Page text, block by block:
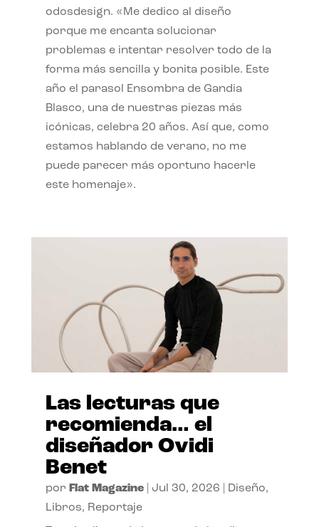
odosdesign. «Me dedico al diseño
porque me encanta solucionar
problemas e intentar resolver todo de la
forma más sencilla y bonita posible. Este
año el parasol Ensombra de Gandia
Blasco, una de nuestras piezas más
icónicas, celebra 20 años. Así que, como
estamos hablando de verano, no me
puede parecer más oportuno hacerle
este homenaje».
Las lecturas que
recomienda… el
diseñador Ovidi
Benet
por Flat Magazine| Jul 30, 2026 Diseño,
Libros, Reportaje